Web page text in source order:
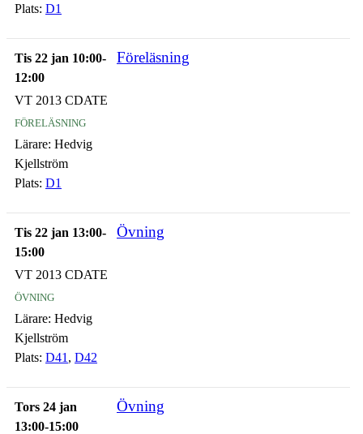
Plats: D1
Tis 22 jan 10:00-
12:00
Föreläsning
VT 2013 CDATE
föreläsning
Lärare: Hedvig
Kjellström
Plats: D1
Tis 22 jan 13:00-
15:00
Övning
VT 2013 CDATE
övning
Lärare: Hedvig
Kjellström
Plats: D41 , D42
Tors 24 jan
13:00-15:00
Övning